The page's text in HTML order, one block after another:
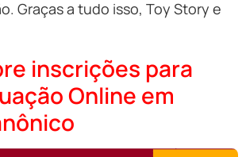
Graças a tudo isso, Toy Story e
inscrições para
Online em